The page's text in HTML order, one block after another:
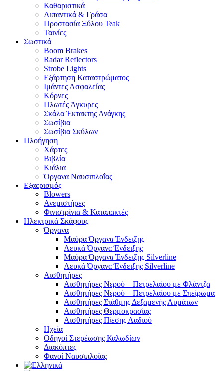
Καθαριστικά
Λιπαντικά & Γράσα
Προστασία Ξύλου Teak
Ταινίες
Σωστικά
Boom Brakes
Radar Reflectors
Strobe Lights
Εξάρτηση Καταστρώματος
Ιμάντες Ασφαλείας
Κόρνες
Πλωτές Άγκυρες
Σκάλα Έκτακτης Ανάγκης
Σωσίβια
Σωσίβια Σκύλων
Πλοήγηση
Χάρτες
Βιβλία
Κιάλια
Όργανα Ναυσιπλοΐας
Εξαερισμός
Blowers
Ανεμιστήρες
Φινιστρίνια & Καταπακτές
Ηλεκτρικά Σκάφους
Όργανα
Μαύρα Όργανα Ένδειξης
Λευκά Όργανα Ένδειξης
Μαύρα Όργανα Ένδειξης Silverline
Λευκά Όργανα Ένδειξης Silverline
Αισθητήρες
Αισθητήρες Νερού – Πετρελαίου με Φλάντζα
Αισθητήρες Νερού – Πετρελαίου με Σπείρωμα
Αισθητήρες Στάθμης Δεξαμενής Λυμάτων
Αισθητήρες Θερμοκρασίας
Αισθητήρες Πίεσης Λαδιού
Ηχεία
Οδηγοί Στερέωσης Καλωδίων
Διακόπτες
Φανοί Ναυσιπλοΐας